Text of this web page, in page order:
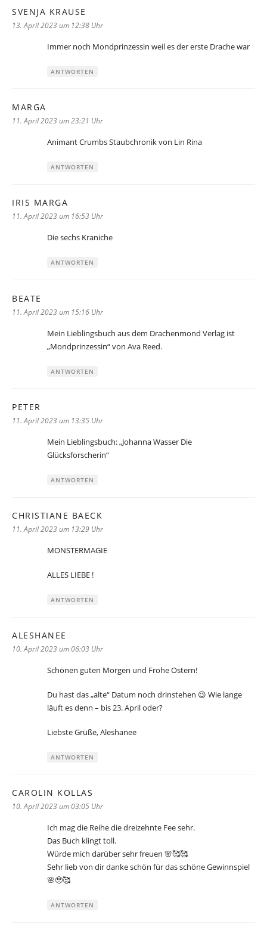
SVENJA KRAUSE
13. April 2023 um 12:38 Uhr
Immer noch Mondprinzessin weil es der erste Drache war
ANTWORTEN
MARGA
11. April 2023 um 23:21 Uhr
Animant Crumbs Staubchronik von Lin Rina
ANTWORTEN
IRIS MARGA
11. April 2023 um 16:53 Uhr
Die sechs Kraniche
ANTWORTEN
BEATE
11. April 2023 um 15:16 Uhr
Mein Lieblingsbuch aus dem Drachenmond Verlag ist
„Mondprinzessin“ von Ava Reed.
ANTWORTEN
PETER
11. April 2023 um 13:35 Uhr
Mein Lieblingsbuch: „Johanna Wasser Die
Glücksforscherin“
ANTWORTEN
CHRISTIANE BAECK
11. April 2023 um 13:29 Uhr
MONSTERMAGIE
ALLES LIEBE !
ANTWORTEN
ALESHANEE
10. April 2023 um 06:03 Uhr
Schönen guten Morgen und Frohe Ostern!
Du hast das „alte“ Datum noch drinstehen 😉 Wie lange
läuft es denn – bis 23. April oder?
Liebste Grüße, Aleshanee
ANTWORTEN
CAROLIN KOLLAS
10. April 2023 um 03:05 Uhr
Ich mag die Reihe die dreizehnte Fee sehr.
Das Buch klingt toll.
Würde mich darüber sehr freuen 🌸🥰🥰
Sehr lieb von dir danke schön für das schöne Gewinnspiel
🌸🥹🥰
ANTWORTEN